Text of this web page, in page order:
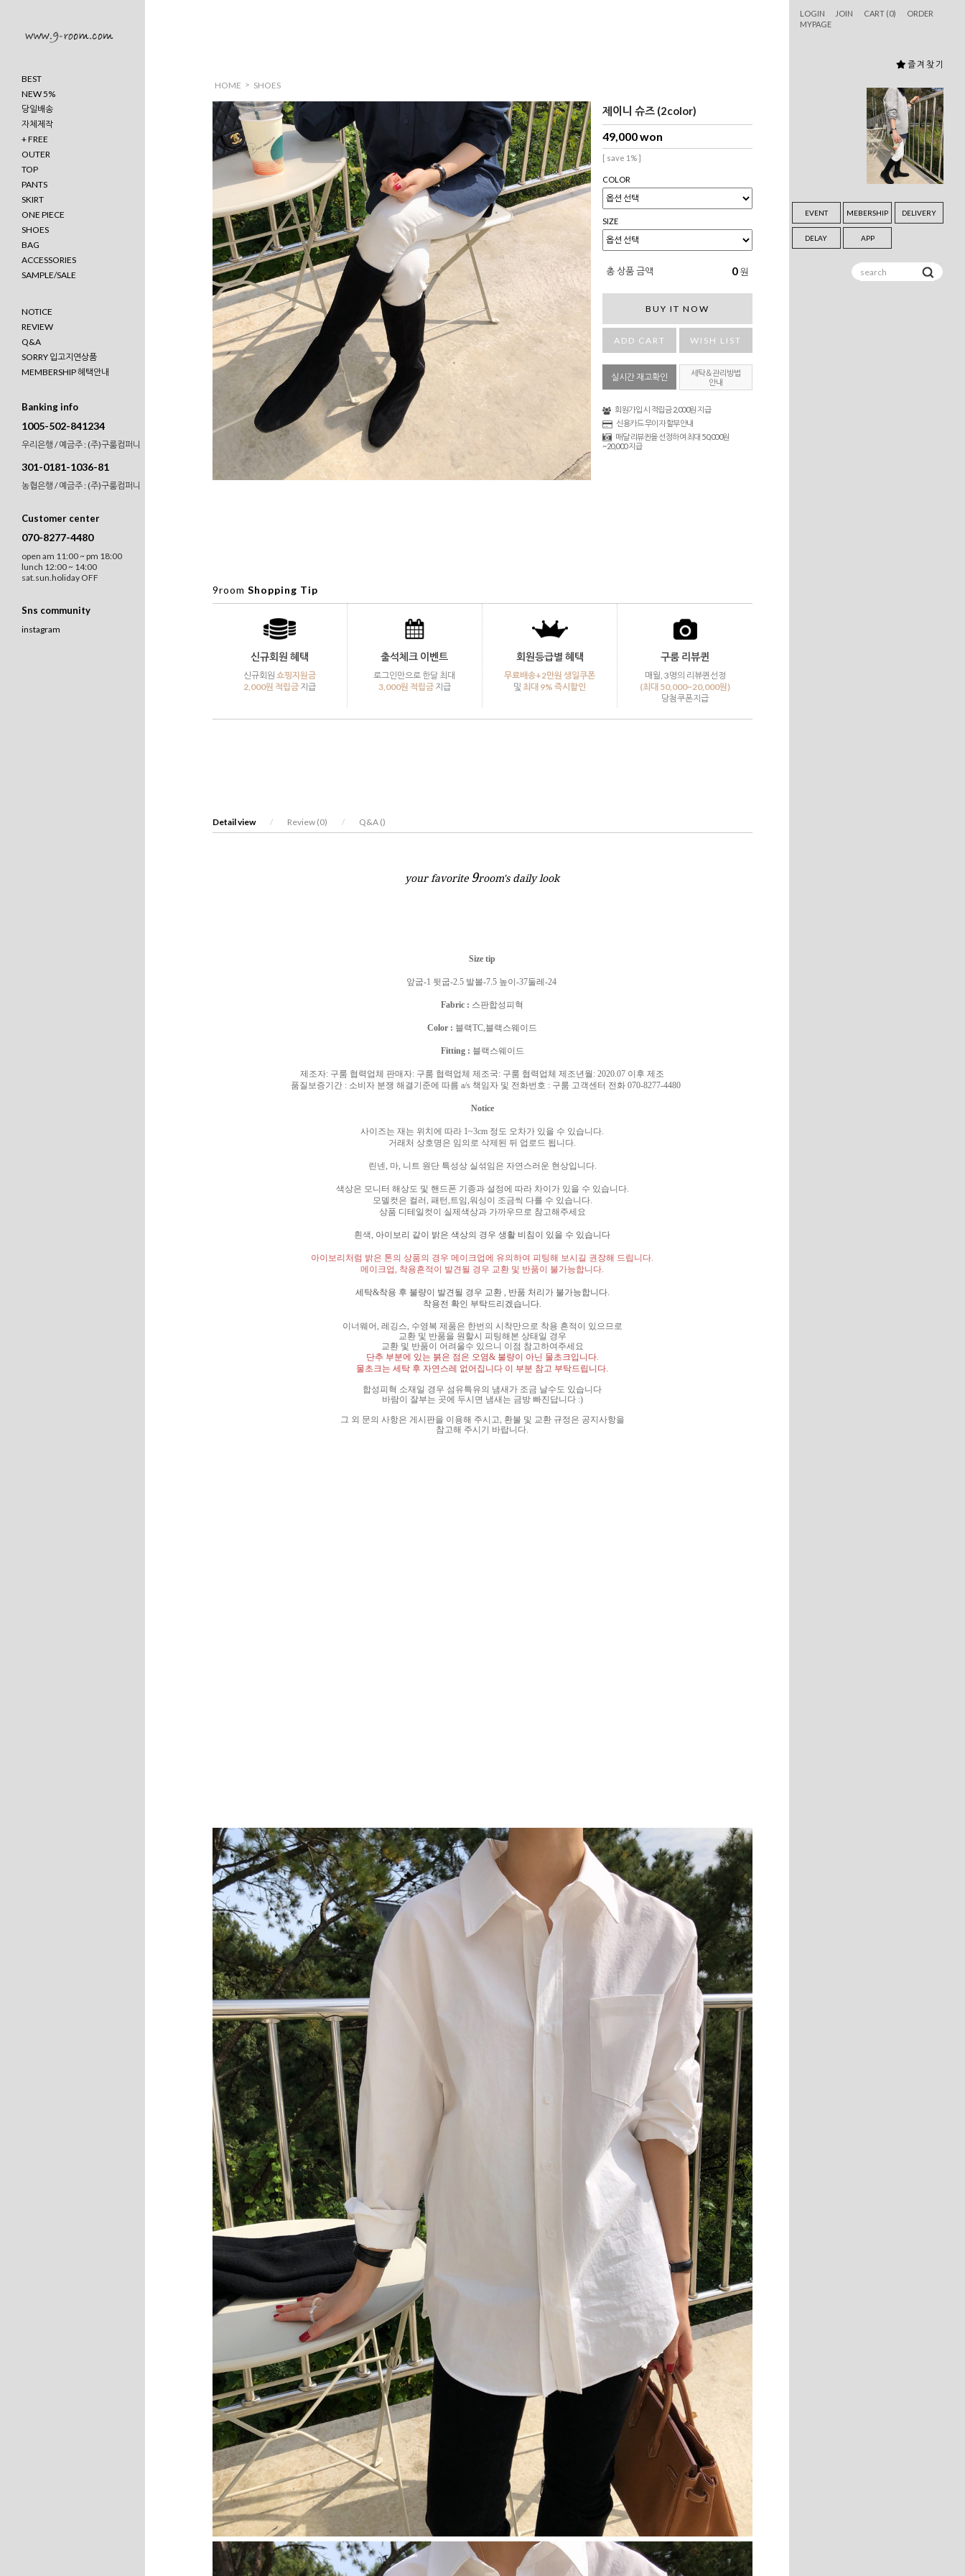
BEST
NEW 5%
당일배송
자체제작
+ FREE
OUTER
TOP
PANTS
SKIRT
ONE PIECE
SHOES
BAG
ACCESSORIES
SAMPLE/SALE
NOTICE
REVIEW
Q&A
SORRY 입고지연상품
MEMBERSHIP 혜택안내
Banking info
1005-502-841234
우리은행 / 예금주 : (주)구룸컴퍼니
301-0181-1036-81
농협은행 / 예금주 : (주)구룸컴퍼니
Customer center
070-8277-4480
open am 11:00 ~ pm 18:00
lunch 12:00 ~ 14:00
sat.sun.holiday OFF
Sns community
instagram
LOGIN JOIN CART (0)
ORDER
MYPAGE
즐 겨 찾 기
EVENT MEBERSHIP DELIVERY
DELAY APP
HOME > SHOES
제이니 슈즈 (2color)
49,000 won
[ save 1% ]
COLOR
SIZE
총 상품 금액 0 원
BUY IT NOW
ADD CART WISH LIST
실시간 재고확인
세탁＆관리방법
안내
회원가입 시 적립금 2,000원 지급
신용카드 무이자 할부안내
매달 리뷰퀸을 선정하여 최대 50,000원
~20,000 지급
9room Shopping Tip
신규회원 혜택
신규회원 쇼핑지원금
2,000원 적립금지급
출석체크 이벤트
로그인만으로 한달 최대
3,000원 적립금지급
회원등급별 혜택
무료배송+2만원 생일쿠폰
및 최대 9% 즉시할인
구룸 리뷰퀸
매월, 3명의 리뷰퀸선정
(최대 50,000~20,000원)
당첨쿠폰지급
Detail view / Review (0) / Q&A ()
your favorite 9room's daily look
Size tip
앞굽-1 뒷굽-2.5 발볼-7.5 높이-37둘레-24
Fabric : 스판합성피혁
Color : 블랙TC,블랙스웨이드
Fitting : 블랙스웨이드
제조자: 구룸 협력업체 판매자: 구룸 협력업체 제조국: 구룸 협력업체 제조년월 : 2020.07 이후 제조
품질보증기간 : 소비자 분쟁 해결기준에 따름 a/s 책임자 및 전화번호 : 구룸 고객센터 전화 070-8277-4480
Notice
사이즈는 재는 위치에 따라 1~3cm 정도 오차가 있을 수 있습니다.
거래처 상호명은 임의로 삭제된 뒤 업로드 됩니다.
린넨, 마, 니트 원단 특성상 실섞임은 자연스러운 현상입니다.
색상은 모니터 해상도 및 핸드폰 기종과 설정에 따라 차이가 있을 수 있습니다.
모델컷은 컬러, 패턴,트임,워싱이 조금씩 다를 수 있습니다.
상품 디테일컷이 실제색상과 가까우므로 참고해주세요
흰색, 아이보리 같이 밝은 색상의 경우 생활 비침이 있을 수 있습니다
아이보리처럼 밝은 톤의 상품의 경우 메이크업에 유의하여 피팅해 보시길 권장해 드립니다.
메이크업, 착용흔적이 발견될 경우 교환 및 반품이 불가능합니다.
세탁&착용 후 불량이 발견될 경우 교환 , 반품 처리가 불가능합니다.
착용전 확인 부탁드리겠습니다.
이너웨어, 레깅스, 수영복 제품은 한번의 시착만으로 착용 흔적이 있으므로
교환 및 반품을 원할시 피팅해본 상태일 경우
교환 및 반품이 어려울수 있으니 이점 참고하여주세요
단추 부분에 있는 붉은 점은 오염& 불량이 아닌 물초크입니다.
물초크는 세탁 후 자연스레 없어집니다 이 부분 참고 부탁드립니다.
합성피혁 소재일 경우 섬유특유의 냄새가 조금 날수도 있습니다
바람이 잘부는 곳에 두시면 냄새는 금방 빠진답니다 :)
그 외 문의 사항은 게시판을 이용해 주시고, 환불 및 교환 규정은 공지사항을
참고해 주시기 바랍니다.